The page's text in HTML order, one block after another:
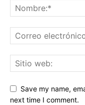
Save my name,
next time I comment.